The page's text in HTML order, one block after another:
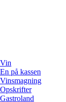
Vin
En på kassen
Vinsmagning
Opskrifter
Gastroland